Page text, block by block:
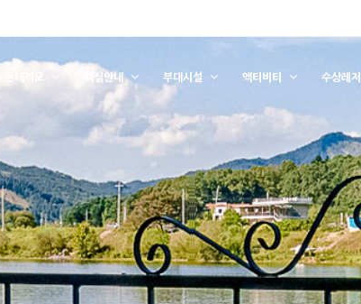
객실안내 부대시설 액티비티 수상레저